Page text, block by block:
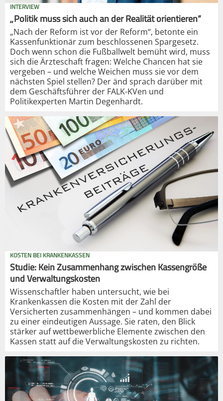
INTERVIEW
„Politik muss sich auch an der Realität orientieren“
„Nach der Reform ist vor der Reform“, betonte ein
Kassenfunktionär zum beschlossenen Spargesetz.
Doch wenn schon die Fußballwelt bemüht wird, muss
sich die Ärzteschaft fragen: Welche Chancen hat sie
vergeben – und welche Weichen muss sie vor dem
nächsten Spiel stellen? Der änd sprach darüber mit
dem Geschäftsführer der FALK-KVen und
Politikexperten Martin Degenhardt.
KOSTEN BEI KRANKENKASSEN
Studie: Kein Zusammenhang zwischen Kassengröße
und Verwaltungskosten
Wissenschaftler haben untersucht, wie bei
Krankenkassen die Kosten mit der Zahl der
Versicherten zusammenhängen – und kommen dabei
zu einer eindeutigen Aussage. Sie raten, den Blick
stärker auf wettbewerbliche Elemente zwischen den
Kassen statt auf die Verwaltungskosten zu richten.